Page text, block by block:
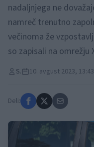
nadaljnjega ne
namreč trenutno
večinoma že
so zapisali na omrežju
S. 10. avgust 2023, 13:43
Deli: